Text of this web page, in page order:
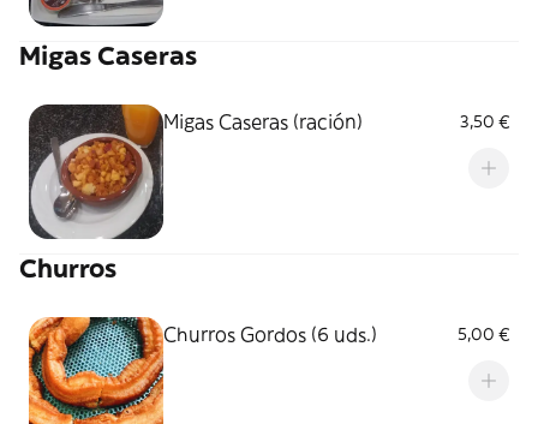
Migas Caseras
Migas Caseras (ración) 3,50 €
Churros
Churros Gordos (6 uds.) 5,00 €